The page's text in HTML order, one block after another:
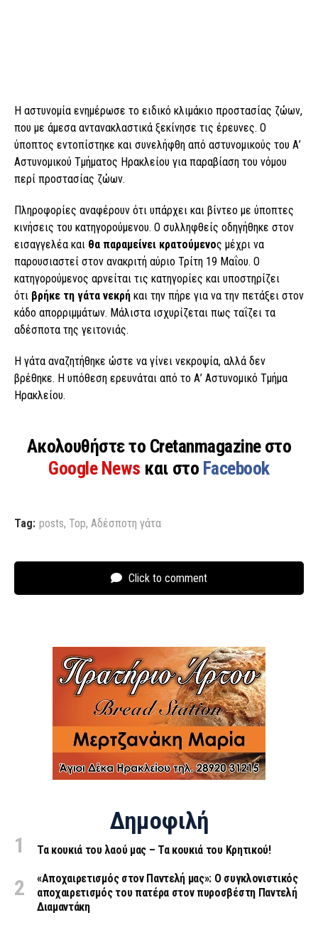
Η αστυνομία ενημέρωσε το ειδικό κλιμάκιο προστασίας ζώων,
που με άμεσα αντανακλαστικά ξεκίνησε τις έρευνες. Ο
ύποπτος εντοπίστηκε και συνελήφθη από αστυνομικούς του Α’
Αστυνομικού Τμήματος Ηρακλείου για παραβίαση του νόμου
περί προστασίας ζώων.
Πληροφορίες αναφέρουν ότι υπάρχει και βίντεο με ύποπτες
κινήσεις του κατηγορούμενου. Ο συλληφθείς οδηγήθηκε στον
εισαγγελέα και θα παραμείνει κρατούμενος μέχρι να
παρουσιαστεί στον ανακριτή αύριο Τρίτη 19 Μαΐου. Ο
κατηγορούμενος αρνείται τις κατηγορίες και υποστηρίζει
ότι βρήκε τη γάτα νεκρή και την πήρε για να την πετάξει στον
κάδο απορριμμάτων. Μάλιστα ισχυρίζεται πως ταΐζει τα
αδέσποτα της γειτονιάς.
Η γάτα αναζητήθηκε ώστε να γίνει νεκροψία, αλλά δεν
βρέθηκε. Η υπόθεση ερευνάται από το Α’ Αστυνομικό Τμήμα
Ηρακλείου.
Ακολουθήστε το Cretanmagazine στο
Google News και στο Facebook
Tag: posts, Top, Αδέσποτη γάτα
Click to comment
Δημοφιλή
Τα κουκιά του λαού μας – Τα κουκιά του Κρητικού!
«Aποχαιρετισμός στον Παντελή μας»: Ο συγκλονιστικός
αποχαιρετισμός του πατέρα στον πυροσβέστη Παντελή
Διαμαντάκη